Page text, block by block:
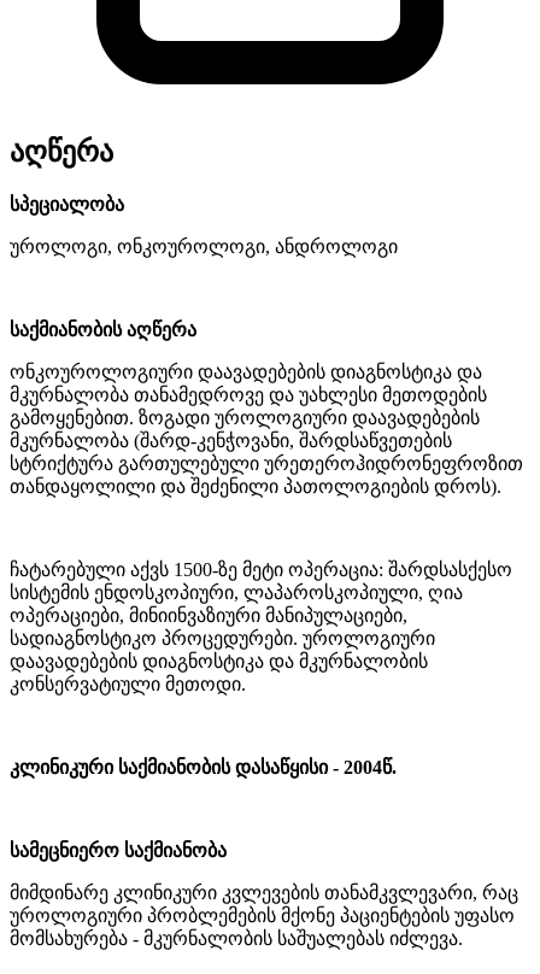
აღწერა
სპეციალობა
უროლოგი, ონკოუროლოგი, ანდროლოგი
საქმიანობის აღწერა
ონკოუროლოგიური დაავადებების დიაგნოსტიკა და
მკურნალობა თანამედროვე და უახლესი მეთოდების
გამოყენებით. ზოგადი უროლოგიური დაავადებების
მკურნალობა (შარდ-კენჭოვანი, შარდსაწვეთების
სტრიქტურა გართულებული ურეთეროჰიდრონეფროზით
თანდაყოლილი და შეძენილი პათოლოგიების დროს).
ჩატარებული აქვს 1500-ზე მეტი ოპერაცია: შარდსასქესო
სისტემის ენდოსკოპიური, ლაპაროსკოპიული, ღია
ოპერაციები, მინიინვაზიური მანიპულაციები,
სადიაგნოსტიკო პროცედურები. უროლოგიური
დაავადებების დიაგნოსტიკა და მკურნალობის
კონსერვატიული მეთოდი.
კლინიკური საქმიანობის დასაწყისი - 2004წ.
სამეცნიერო საქმიანობა
მიმდინარე კლინიკური კვლევების თანამკვლევარი, რაც
უროლოგიური პრობლემების მქონე პაციენტების უფასო
მომსახურება - მკურნალობის საშუალებას იძლევა.